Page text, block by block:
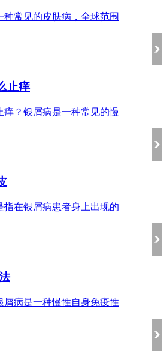
种常见的皮肤病，全球范围
止痒
痒？银屑病是一种常见的慢
指在银屑病患者身上出现的
屑病是一种慢性自身免疫性